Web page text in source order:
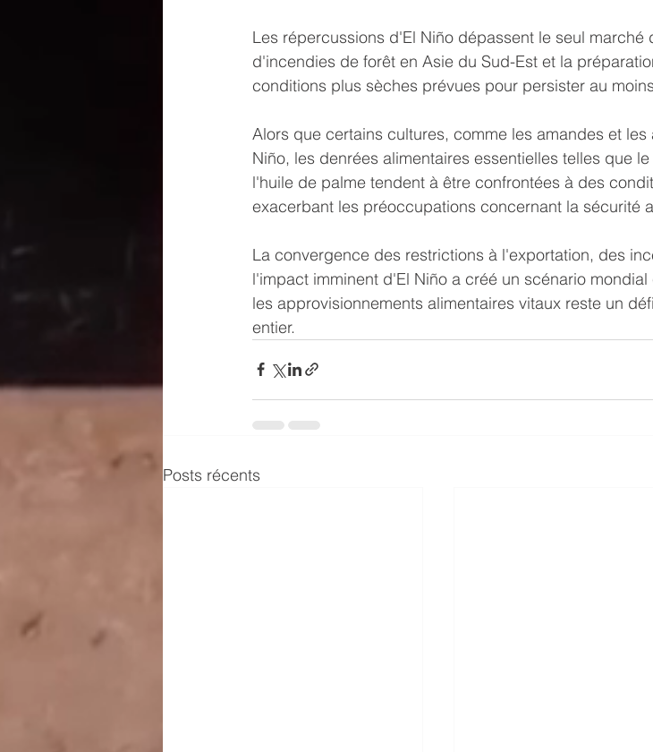
Les répercussions d'El Niño dépassent le seul
d'incendies de forêt en Asie du Sud-Est et la
conditions plus sèches prévues pour persister au
Alors que certains cultures, comme les amandes et
Niño, les denrées alimentaires essentielles telles que
l'huile de palme tendent à être confrontées à des
exacerbant les préoccupations concernant la sécurité
La convergence des restrictions à l'exportation, des
l'impact imminent d'El Niño a créé un scénario
les approvisionnements alimentaires vitaux reste un
entier.
Posts récents